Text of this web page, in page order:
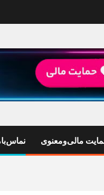
مالی‌ومعنوی